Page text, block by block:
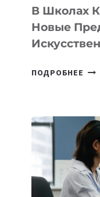
В Школах
Новые
ПОДРОБНЕЕ
ПО